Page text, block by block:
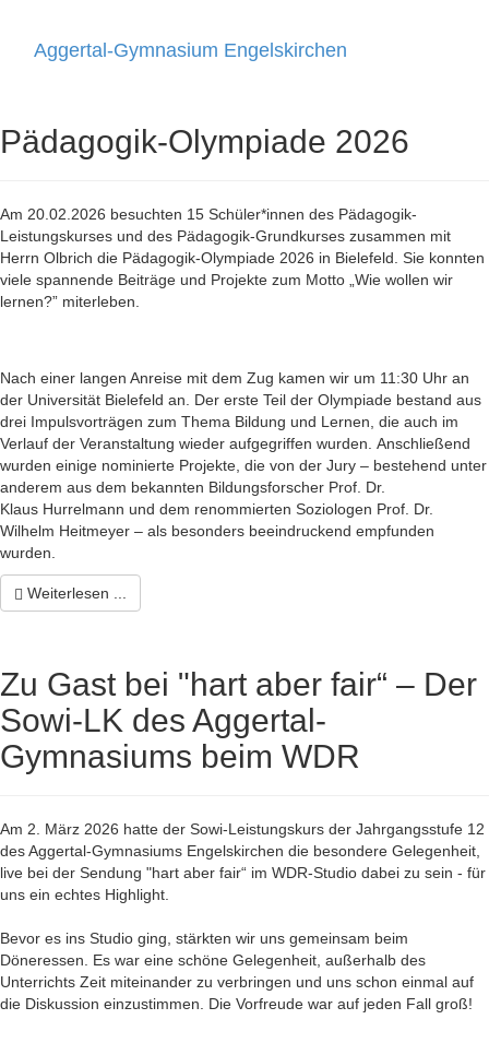
Aggertal-Gymnasium Engelskirchen
Pädagogik-Olympiade 2026
Am 20.02.2026 besuchten 15 Schüler*innen des Pädagogik-
Leistungskurses und des Pädagogik-Grundkurses zusammen mit
Herrn Olbrich die Pädagogik-Olympiade 2026 in Bielefeld. Sie konnten
viele spannende Beiträge und Projekte zum Motto „Wie wollen wir
lernen?” miterleben.
Nach einer langen Anreise mit dem Zug kamen wir um 11:30 Uhr an
der Universität Bielefeld an. Der erste Teil der Olympiade bestand aus
drei Impulsvorträgen zum Thema Bildung und Lernen, die auch im
Verlauf der Veranstaltung wieder aufgegriffen wurden. Anschließend
wurden einige nominierte Projekte, die von der Jury – bestehend unter
anderem aus dem bekannten Bildungsforscher Prof. Dr.
Klaus Hurrelmann und dem renommierten Soziologen Prof. Dr.
Wilhelm Heitmeyer – als besonders beeindruckend empfunden
wurden.
Weiterlesen ...
Zu Gast bei "hart aber fair“ – Der
Sowi-LK des Aggertal-
Gymnasiums beim WDR
Am 2. März 2026 hatte der Sowi-Leistungskurs der Jahrgangsstufe 12
des Aggertal-Gymnasiums Engelskirchen die besondere Gelegenheit,
live bei der Sendung "hart aber fair“ im WDR-Studio dabei zu sein - für
uns ein echtes Highlight.
Bevor es ins Studio ging, stärkten wir uns gemeinsam beim
Döneressen. Es war eine schöne Gelegenheit, außerhalb des
Unterrichts Zeit miteinander zu verbringen und uns schon einmal auf
die Diskussion einzustimmen. Die Vorfreude war auf jeden Fall groß!